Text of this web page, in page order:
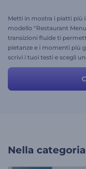
Metti in mostra i piatti più
modello "Restaurant
transizioni fluide ti
pietanze e i momenti più
scrivi i tuoi testi e scegli
l'atmosfera del tuo
l'attenzione degli
Nella categoria